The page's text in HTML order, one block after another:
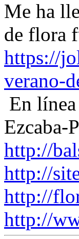
Me ha
de flora
https://
verano-
En línea
Ezcaba-
http://
http://
http://
http://